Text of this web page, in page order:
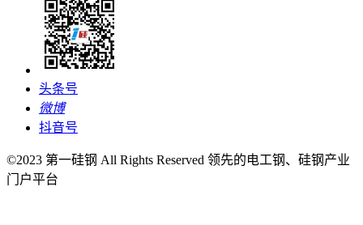
头条号
微博
抖音号
©2023 第一硅钢 All Rights Reserved 领先的电工钢、硅钢产业
门户平台